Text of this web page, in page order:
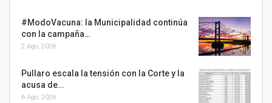
#ModoVacuna: la Municipalidad continúa
con la campaña…
2 Ago, 2026
Pullaro escala la tensión con la Corte y la
acusa de…
6 Ago, 2026